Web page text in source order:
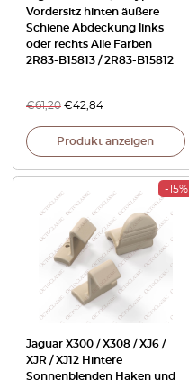
Vordersitz hinten äußere
Schiene Abdeckung links
oder rechts Alle Farben
2R83-B15813 / 2R83-B15812
€61,20 €42,84
Produkt anzeigen
-15%
Jaguar X300 / X308 / XJ6 /
XJR / XJ12 Hintere
Sonnenblenden Haken und